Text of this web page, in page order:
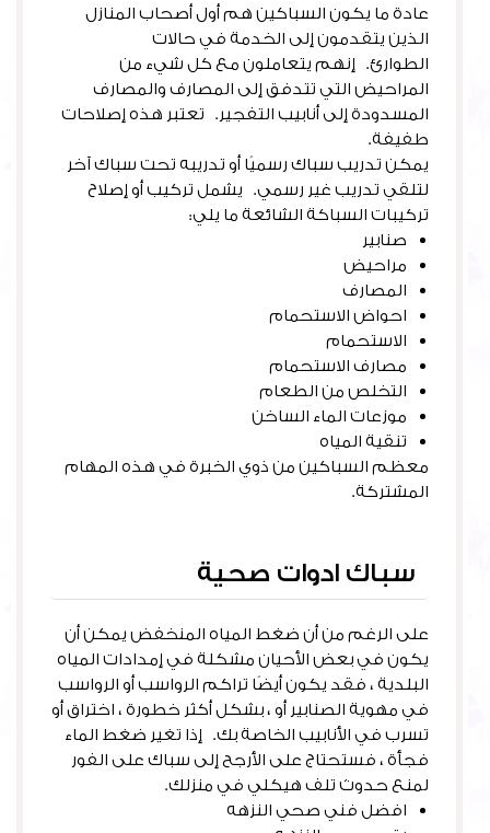
عادة ما يكون السباكين هم أول أصحاب المنازل
الذين يتقدمون إلى الخدمة في حالات
الطوارئ. إنهم يتعاملون مع كل شيء من
المراحيض التي تتدفق إلى المصارف والمصارف
المسدودة إلى أنابيب التفجير. تعتبر هذه إصلاحات
طفيفة.
يمكن تدريب سباك رسميًا أو تدريبه تحت سباك آخر
لتلقي تدريب غير رسمي. يشمل تركيب أو إصلاح
تركيبات السباكة الشائعة ما يلي:
صنابير
مراحيض
المصارف
احواض الاستحمام
الاستحمام
مصارف الاستحمام
التخلص من الطعام
موزعات الماء الساخن
تنقية المياه
معظم السباكين من ذوي الخبرة في هذه المهام
المشتركة.
سباك ادوات صحية
على الرغم من أن ضغط المياه المنخفض يمكن أن
يكون في بعض الأحيان مشكلة في إمدادات المياه
البلدية ، فقد يكون أيضًا تراكم الرواسب أو الرواسب
في مهوية الصنابير أو ، بشكل أكثر خطورة ، اختراق أو
تسرب في الأنابيب الخاصة بك. إذا تغير ضغط الماء
فجأة ، فستحتاج على الأرجح إلى سباك على الفور
لمنع حدوث تلف هيكلي في منزلك.
افضل فني صحي النزهه